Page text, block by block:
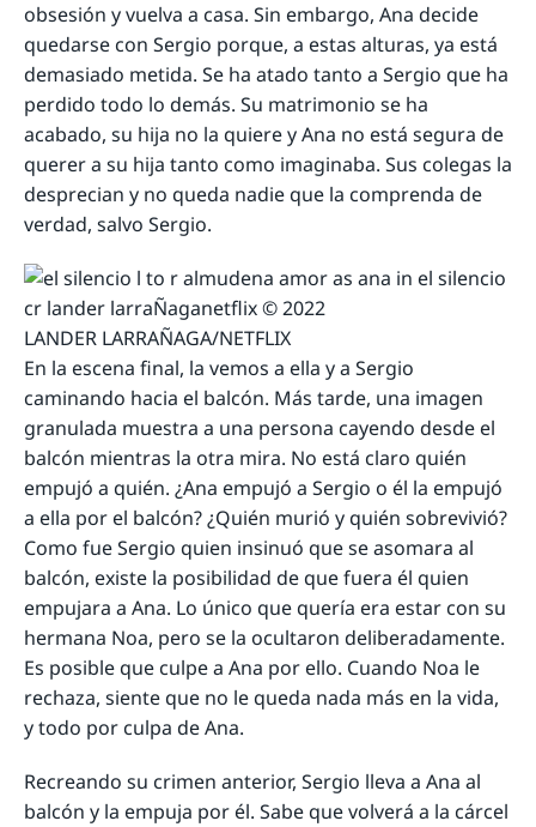
obsesión y vuelva a casa. Sin embargo, Ana decide
quedarse con Sergio porque, a estas alturas, ya está
demasiado metida. Se ha atado tanto a Sergio que ha
perdido todo lo demás. Su matrimonio se ha
acabado, su hija no la quiere y Ana no está segura de
querer a su hija tanto como imaginaba. Sus colegas la
desprecian y no queda nadie que la comprenda de
verdad, salvo Sergio.
LANDER LARRAÑAGA/NETFLIX
En la escena final, la vemos a ella y a Sergio
caminando hacia el balcón. Más tarde, una imagen
granulada muestra a una persona cayendo desde el
balcón mientras la otra mira. No está claro quién
empujó a quién. ¿Ana empujó a Sergio o él la empujó
a ella por el balcón? ¿Quién murió y quién sobrevivió?
Como fue Sergio quien insinuó que se asomara al
balcón, existe la posibilidad de que fuera él quien
empujara a Ana. Lo único que quería era estar con su
hermana Noa, pero se la ocultaron deliberadamente.
Es posible que culpe a Ana por ello. Cuando Noa le
rechaza, siente que no le queda nada más en la vida,
y todo por culpa de Ana.
Recreando su crimen anterior, Sergio lleva a Ana al
balcón y la empuja por él. Sabe que volverá a la cárcel